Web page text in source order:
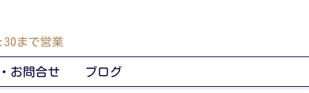
まで営業
お問合せ ブログ